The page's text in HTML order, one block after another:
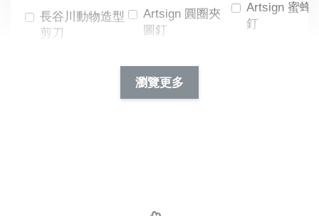
長谷川動物造型
剪刀
Artsign 圓圈夾
圖釘
NT$ 19.00
NT$ 66.00
Artsign 蜜蜂
釘
瀏覽更多